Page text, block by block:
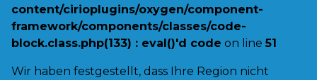
content/cirioplugins/oxygen/component-
framework/components/classes/code-
block.class.php(133) : eval()'d code on line51
Wir haben festgestellt, dass Ihre Region nicht